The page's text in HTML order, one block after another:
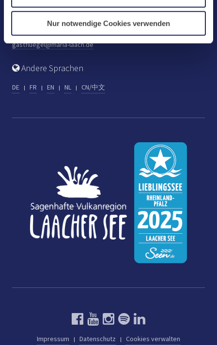
Nur notwendige Cookies verwenden
Tel: +49 (0) 2652 59-313
Fax: +49 (0) 2652 59-282
gastfluegel@maria-laach.de
Andere Sprachen
DE FR EN NL CN/中文
Impressum Datenschutz Cookies verwalten